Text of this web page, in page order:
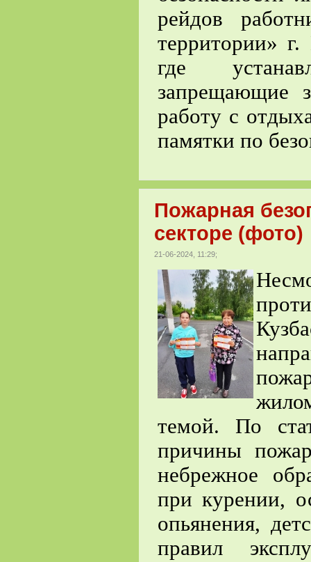
рейдов
территории»
где
запрещающие
работу с
памятки по
Пожарная
секторе (фото)
21-06-2024, 11:29;
темой. По
причины
небрежное
при курении,
опьянения,
правил